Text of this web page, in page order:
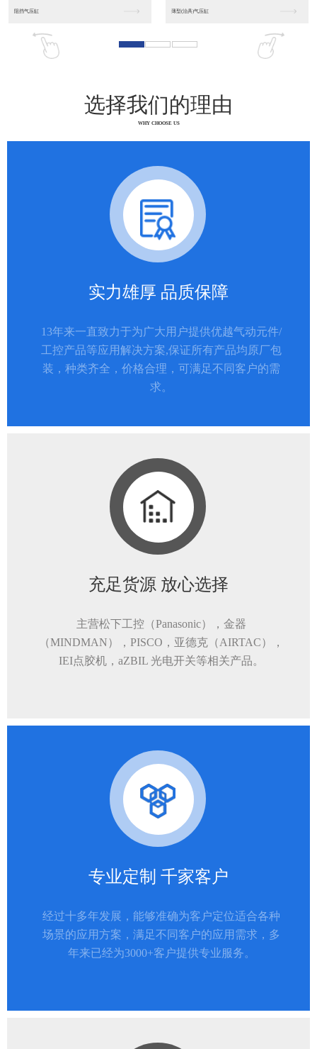
松下人机界面DP10... 数字光钎传感器FX-...
选择我们的理由
WHY CHOOSE US
实力雄厚 品质保障
13年来一直致力于为广大用户提供优越气动元件/
工控产品等应用解决方案,保证所有产品均原厂包
装，种类齐全，价格合理，可满足不同客户的需
求。
充足货源 放心选择
主营松下工控（Panasonic），金器
（MINDMAN），PISCO，亚德克（AIRTAC），
IEI点胶机，aZBIL 光电开关等相关产品。
专业定制 千家客户
经过十多年发展，能够准确为客户定位适合各种
场景的应用方案，满足不同客户的应用需求，多
年来已经为3000+客户提供专业服务。